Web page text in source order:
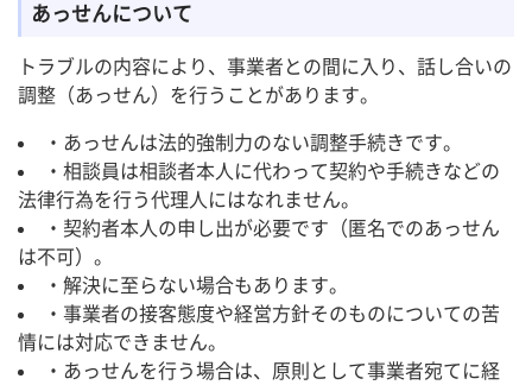
あっせんについて
トラブルの内容により、事業者との間に入り、話し合いの
調整（あっせん）を行うことがあります。
・あっせんは法的強制力のない調整手続きです。
・相談員は相談者本人に代わって契約や手続きなどの
法律行為を行う代理人にはなれません。
・契約者本人の申し出が必要です（匿名でのあっせん
は不可）。
・解決に至らない場合もあります。
・事業者の接客態度や経営方針そのものについての苦
情には対応できません。
・あっせんを行う場合は、原則として事業者宛てに経